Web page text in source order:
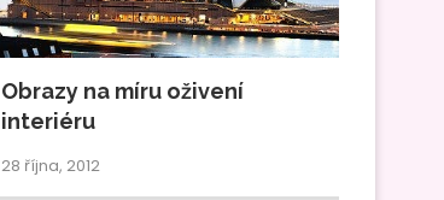
Obrazy na míru oživení
interiéru
28 října, 2012